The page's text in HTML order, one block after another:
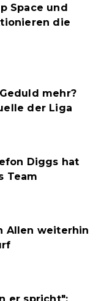
Space und
die
mehr?
der Liga
Diggs hat
Team
Allen weiterhin